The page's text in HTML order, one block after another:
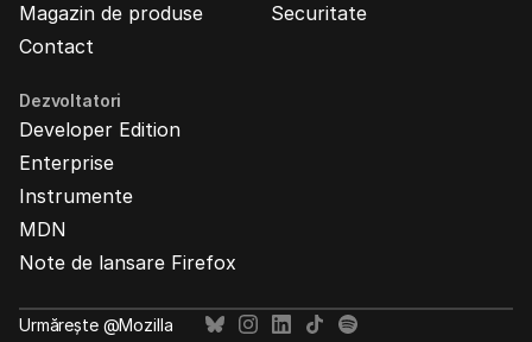
Magazin de produse
Contact
Securitate
Dezvoltatori
Developer Edition
Enterprise
Instrumente
MDN
Note de lansare Firefox
Urmărește @Mozilla